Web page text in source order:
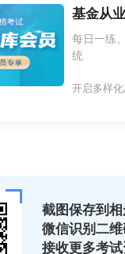
基金从
每日一练
统
开启多样
截图保存到
微信识别二
接收更多考